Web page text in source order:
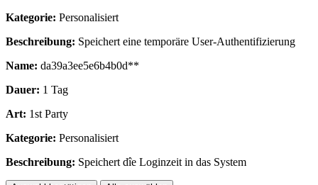
Kategorie: Personalisiert
Beschreibung: Speichert eine temporäre User-Authentifizierung
Name: da39a3ee5e6b4b0d**
Dauer: 1 Tag
Art: 1st Party
Kategorie: Personalisiert
Beschreibung: Speichert dîe Loginzeit in das System